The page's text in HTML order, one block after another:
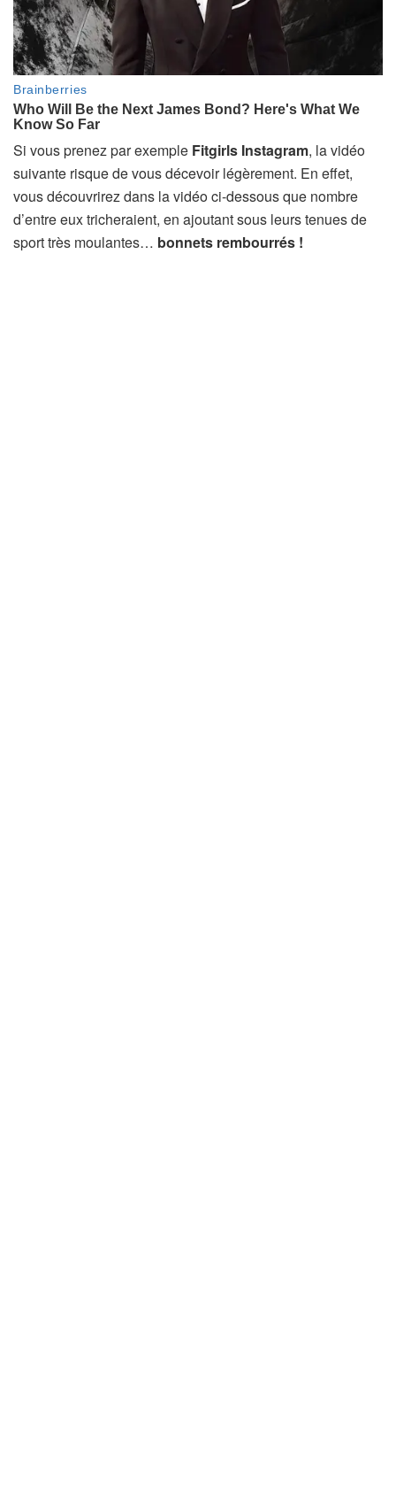
Si vous prenez par exemple Fitgirls Instagram, la vidéo
suivante risque de vous décevoir légèrement. En effet,
vous découvrirez dans la vidéo ci-dessous que nombre
d’entre eux tricheraient, en ajoutant sous leurs tenues de
sport très moulantes… bonnets rembourrés !